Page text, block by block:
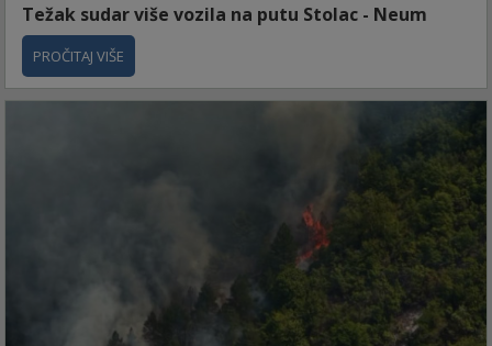
Težak sudar više vozila na putu Stolac - Neum
PROČITAJ VIŠE